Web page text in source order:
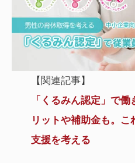
【関連記事】
「くるみん認定」で
リットや補助金も。
支援を考える